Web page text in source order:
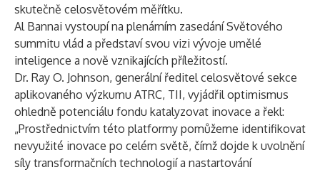
skutečně celosvětovém měřítku.
Al Bannai vystoupí na plenárním zasedání Světového
summitu vlád a představí svou vizi vývoje umělé
inteligence a nově vznikajících příležitostí.
Dr. Ray O. Johnson, generální ředitel celosvětové sekce
aplikovaného výzkumu ATRC, TII, vyjádřil optimismus
ohledně potenciálu fondu katalyzovat inovace a řekl:
„Prostřednictvím této platformy pomůžeme identifikovat
nevyužité inovace po celém světě, čímž dojde k uvolnění
síly transformačních technologií a nastartování